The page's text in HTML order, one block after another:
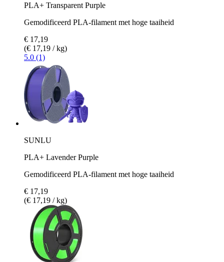
PLA+ Transparent Purple
Gemodificeerd PLA-filament met hoge taaiheid
€ 17,19
(€ 17,19 / kg)
5.0 (1)
SUNLU
PLA+ Lavender Purple
Gemodificeerd PLA-filament met hoge taaiheid
€ 17,19
(€ 17,19 / kg)